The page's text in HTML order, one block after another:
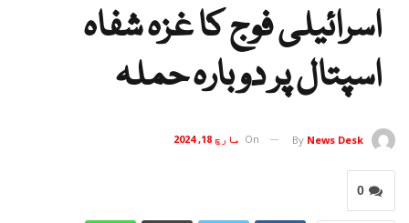
اسرائیلی فوج کا غزہ شفاہ
اسپتال پر دوبارہ حملہ
By News Desk
On مارچ 18, 2024
0